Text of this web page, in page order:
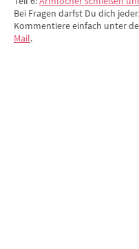
Bei Fragen darfst Du dich
Kommentiere einfach unter
Mail.